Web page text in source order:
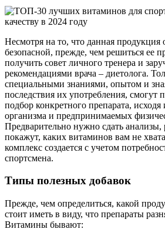
Несмотря на то, что данная продукция
безопасной, прежде, чем решиться ее
получить совет личного тренера и
рекомендациями врача – диетолога.
специальными знаниями, опытом и
последствия их употребления, смогут
подбор конкретного препарата,
организма и предпринимаемых
Предварительно нужно сдать анализы,
покажут, каких витаминов вам не
комплекс создается с учетом
спортсмена.
Типы полезных добавок
Прежде, чем определиться, какой
стоит иметь в виду, что препараты
Витамины бывают: